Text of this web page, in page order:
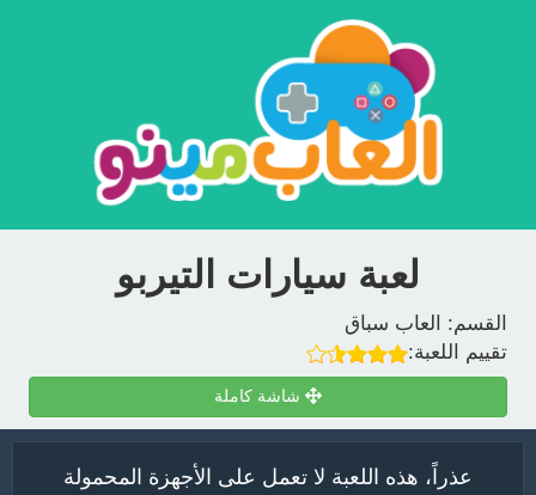
لعبة سيارات التيربو
القسم:
العاب سباق
تقييم اللعبة:
شاشة كاملة
عذراً، هذه اللعبة لا تعمل على الأجهزة المحمولة